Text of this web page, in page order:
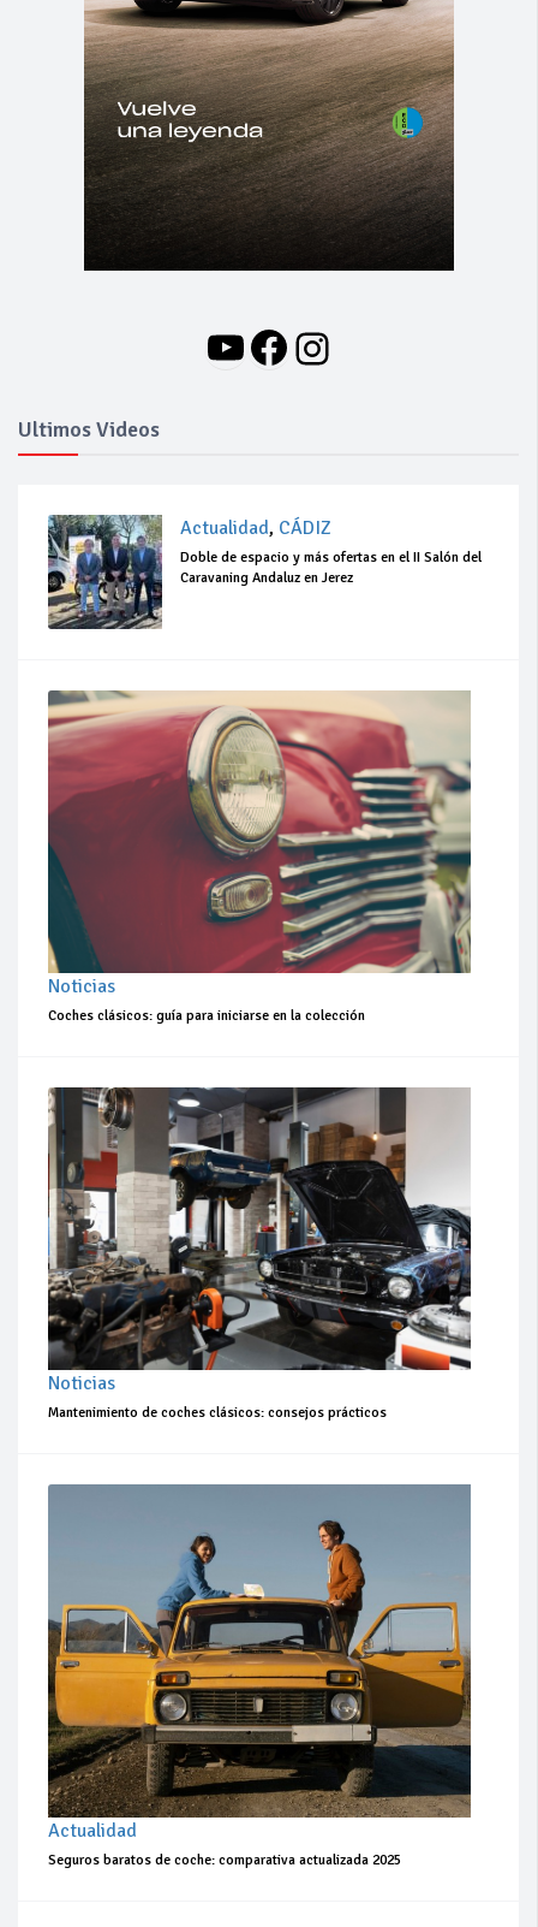
YouTube
Facebook
Instagram
Ultimos Videos
Actualidad, CÁDIZ
Doble de espacio y más ofertas en el II Salón del
Caravaning Andaluz en Jerez
Noticias
Coches clásicos: guía para iniciarse en la colección
Noticias
Mantenimiento de coches clásicos: consejos prácticos
Actualidad
Seguros baratos de coche: comparativa actualizada 2025